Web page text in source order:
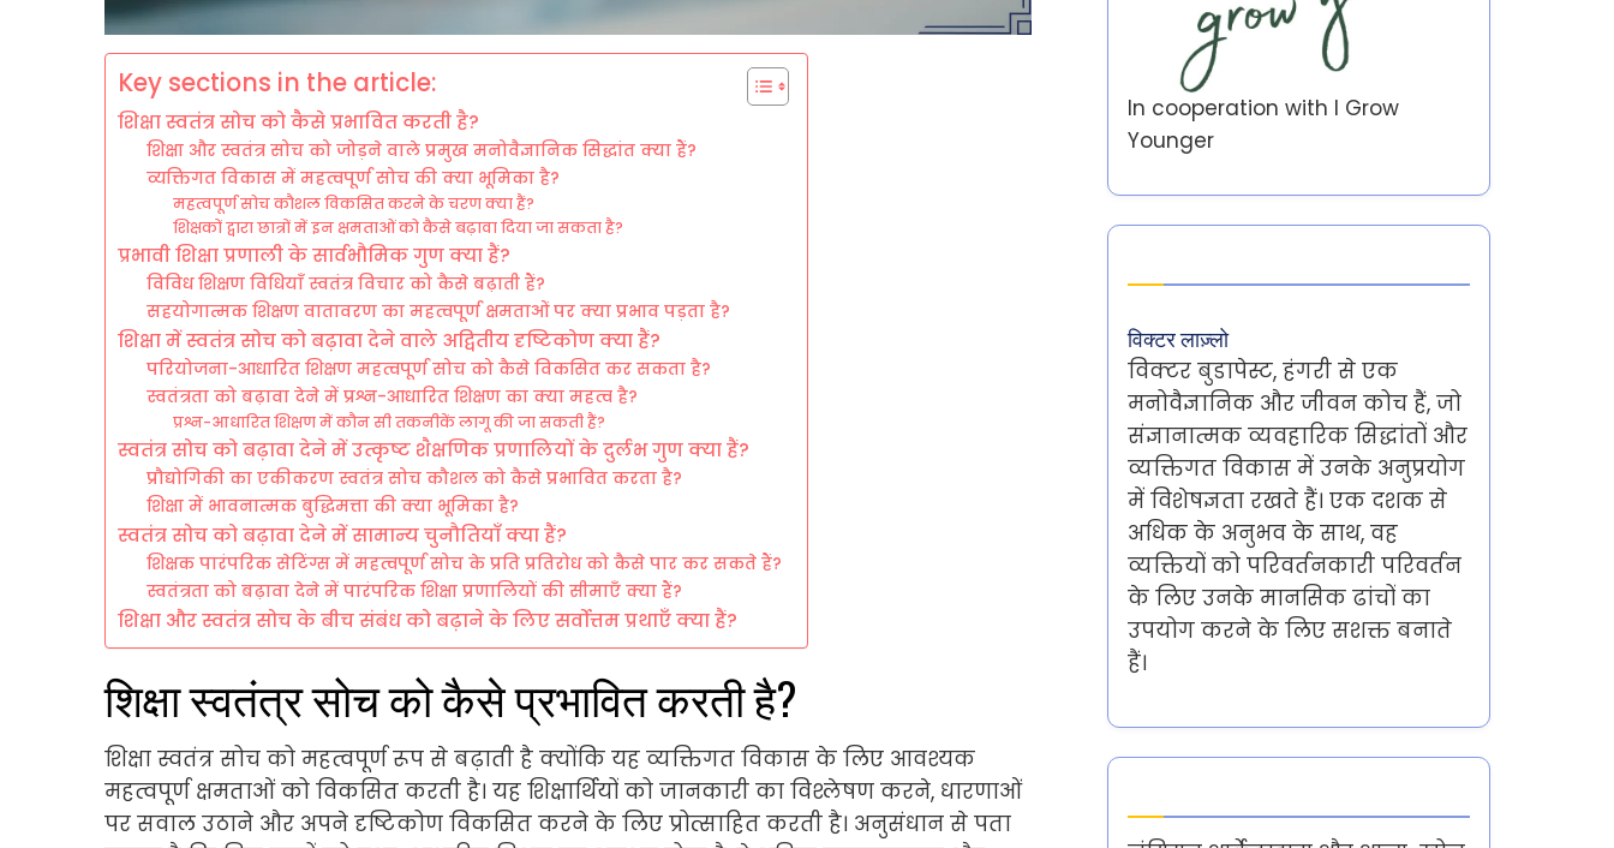
Key sections in the article:
शिक्षा स्वतंत्र सोच को कैसे प्रभावित करती है?
शिक्षा और स्वतंत्र सोच को जोड़ने वाले प्रमुख मनोवैज्ञानिक सिद्धांत क्या हैं?
व्यक्तिगत विकास में महत्वपूर्ण सोच की क्या भूमिका है?
महत्वपूर्ण सोच कौशल विकसित करने के चरण क्या हैं?
शिक्षकों द्वारा छात्रों में इन क्षमताओं को कैसे बढ़ावा दिया जा सकता है?
प्रभावी शिक्षा प्रणाली के सार्वभौमिक गुण क्या हैं?
विविध शिक्षण विधियाँ स्वतंत्र विचार को कैसे बढ़ाती हैं?
सहयोगात्मक शिक्षण वातावरण का महत्वपूर्ण क्षमताओं पर क्या प्रभाव पड़ता है?
शिक्षा में स्वतंत्र सोच को बढ़ावा देने वाले अद्वितीय दृष्टिकोण क्या हैं?
परियोजना-आधारित शिक्षण महत्वपूर्ण सोच को कैसे विकसित कर सकता है?
स्वतंत्रता को बढ़ावा देने में प्रश्न-आधारित शिक्षण का क्या महत्व है?
प्रश्न-आधारित शिक्षण में कौन सी तकनीकें लागू की जा सकती हैं?
स्वतंत्र सोच को बढ़ावा देने में उत्कृष्ट शैक्षणिक प्रणालियों के दुर्लभ गुण क्या हैं?
प्रौद्योगिकी का एकीकरण स्वतंत्र सोच कौशल को कैसे प्रभावित करता है?
शिक्षा में भावनात्मक बुद्धिमत्ता की क्या भूमिका है?
स्वतंत्र सोच को बढ़ावा देने में सामान्य चुनौतियाँ क्या हैं?
शिक्षक पारंपरिक सेटिंग्स में महत्वपूर्ण सोच के प्रति प्रतिरोध को कैसे पार कर सकते हैं?
स्वतंत्रता को बढ़ावा देने में पारंपरिक शिक्षा प्रणालियों की सीमाएँ क्या हैं?
शिक्षा और स्वतंत्र सोच के बीच संबंध को बढ़ाने के लिए सर्वोत्तम प्रथाएँ क्या हैं?
शिक्षा स्वतंत्र सोच को कैसे प्रभावित करती है?
शिक्षा स्वतंत्र सोच को महत्वपूर्ण रूप से बढ़ाती है क्योंकि यह व्यक्तिगत विकास के लिए आवश्यक
महत्वपूर्ण क्षमताओं को विकसित करती है। यह शिक्षार्थियों को जानकारी का विश्लेषण करने, धारणाओं
पर सवाल उठाने और अपने दृष्टिकोण विकसित करने के लिए प्रोत्साहित करती है। अनुसंधान से पता
In cooperation with I Grow
Younger
विक्टर लाज़्लो
विक्टर बुडापेस्ट, हंगरी से एक
मनोवैज्ञानिक और जीवन कोच हैं, जो
संज्ञानात्मक व्यवहारिक सिद्धांतों और
व्यक्तिगत विकास में उनके अनुप्रयोग
में विशेषज्ञता रखते हैं। एक दशक से
अधिक के अनुभव के साथ, वह
व्यक्तियों को परिवर्तनकारी परिवर्तन
के लिए उनके मानसिक ढांचों का
उपयोग करने के लिए सशक्त बनाते
हैं।